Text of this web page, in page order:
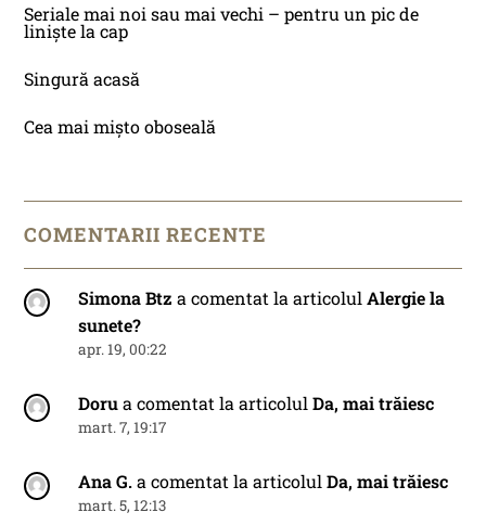
Seriale mai noi sau mai vechi – pentru un pic de
liniște la cap
Singură acasă
Cea mai mișto oboseală
COMENTARII RECENTE
Simona Btz a comentat la articolulAlergie la
sunete?
apr. 19, 00:22
Dorua comentat la articolulDa, mai trăiesc
mart. 7, 19:17
Ana G.a comentat la articolulDa, mai trăiesc
mart. 5, 12:13